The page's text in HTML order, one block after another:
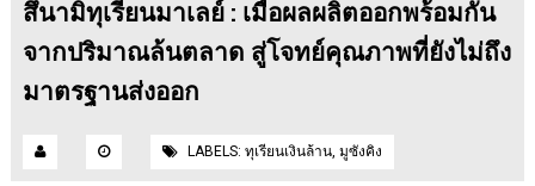
สึนามิทุเรียนมาเลย์ : เมื่อผลผลิตออกพร้อมกัน
จากปริมาณล้นตลาด สู่โจทย์คุณภาพที่ยังไม่ถึง
มาตรฐานส่งออก
LABELS: ทุเรียนเงินล้าน, มูซังคิง